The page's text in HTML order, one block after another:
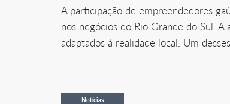
A participação de empreendedores
nos negócios do Rio Grande do Sul.
adaptados à realidade local. Um
Notícias